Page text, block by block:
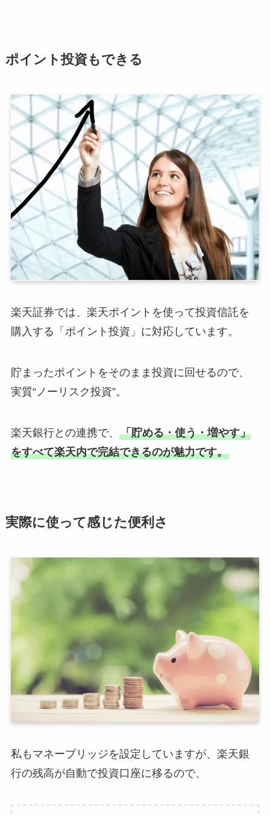
ポイント投資もできる
楽天証券では、楽天ポイントを使って投資信託を
購入する「ポイント投資」に対応しています。
貯まったポイントをそのまま投資に回せるので、
実質“ノーリスク投資”。
楽天銀行との連携で、 「貯める・使う・増やす」
をすべて楽天内で完結できるのが魅力です。
実際に使って感じた便利さ
私もマネーブリッジを設定していますが、楽天銀
行の残高が自動で投資口座に移るので、